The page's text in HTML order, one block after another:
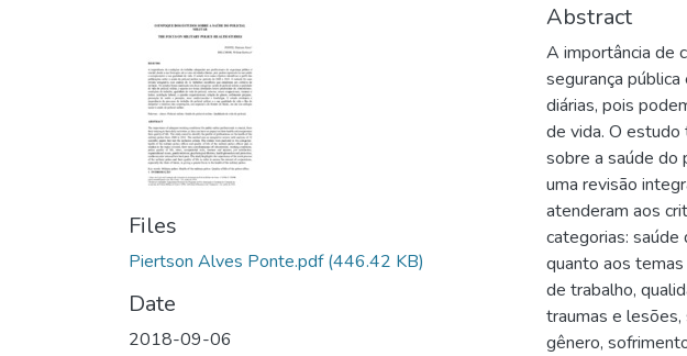
Files
Piertson Alves Ponte.pdf(446.42 KB)
Date
2018-09-06
Abstract
A importância de
segurança
diárias, pois
de vida. O
sobre a saúde
uma revisão
atenderam aos
categorias: saúde
quanto aos
de trabalho,
traumas e lesões,
gênero,